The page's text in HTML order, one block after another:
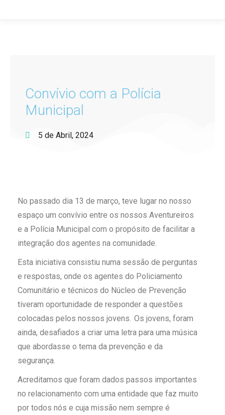
Convívio com a Polícia
Municipal
5 de Abril, 2024
No passado dia 13 de março, teve lugar no nosso
espaço um convívio entre os nossos Aventureiros
e a Polícia Municipal com o propósito de facilitar a
integração dos agentes na comunidade.
Esta iniciativa consistiu numa sessão de perguntas
e respostas, onde os agentes do Policiamento
Comunitário e técnicos do Núcleo de Prevenção
tiveram oportunidade de responder a questões
colocadas pelos nossos jovens. Os jovens, foram
ainda, desafiados a criar uma letra para uma música
que abordasse o tema da prevenção e da
segurança.
Acreditamos que foram dados passos importantes
no relacionamento com uma entidade que faz muito
por todos nós e cuja missão nem sempre é